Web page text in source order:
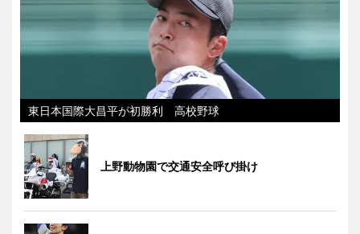
東日本国際大昌平が初勝利 高校野球
上野動物園で交通安全呼び掛け